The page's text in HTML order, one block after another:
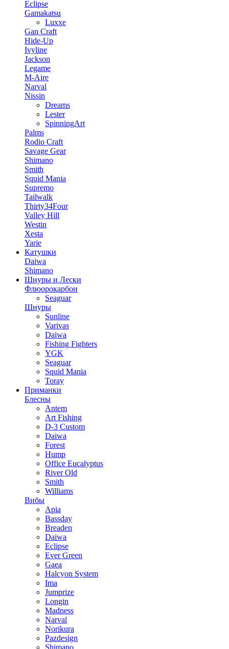
Eclipse
Gamakatsu
Luxxe
Gan Craft
Hide-Up
Ivyline
Jackson
Legame
M-Aire
Narval
Nissin
Dreams
Lester
SpinningArt
Palms
Rodio Craft
Savage Gear
Shimano
Smith
Squid Mania
Supremo
Tailwalk
Thirty34Four
Valley Hill
Westin
Xesta
Yarie
Катушки
Daiwa
Shimano
Шнуры и Лески
Флюорокарбон
Seaguar
Шнуры
Sunline
Varivas
Daiwa
Fishing Fighters
YGK
Seaguar
Squid Mania
Toray
Приманки
Блесны
Antem
Art Fishing
D-3 Custom
Daiwa
Forest
Hump
Office Eucalyptus
River Old
Smith
Williams
Вибы
Apia
Bassday
Breaden
Daiwa
Eclipse
Ever Green
Gaea
Halcyon System
Ima
Jumprize
Longin
Madness
Narval
Norikura
Pazdesign
Shimano